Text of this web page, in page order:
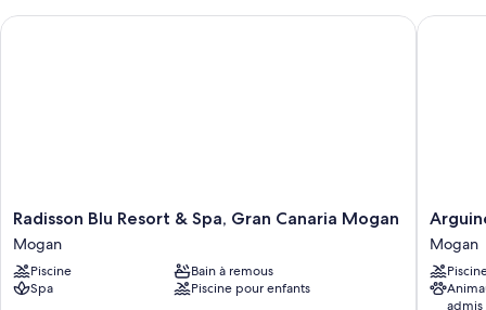
Radisson
Blu
Resort
&
Spa,
Radisson Blu Resort & Spa, Gran Canaria Mogan
Mogan
Piscine
Bain à remous
Spa
Piscine pour enfants
Radisson Blu Resort & Spa, Gran Canaria Mogan
Park
By
Servatur
VV
Mogan
admis